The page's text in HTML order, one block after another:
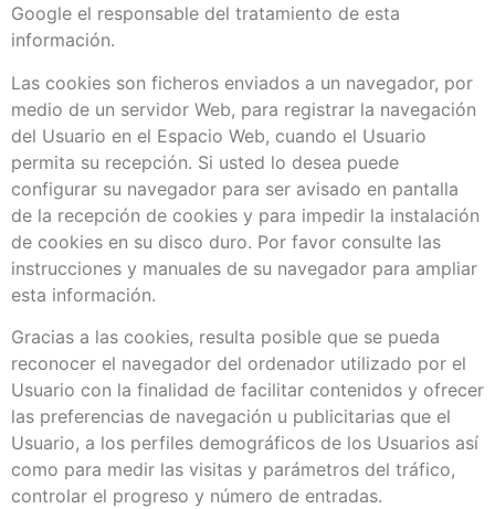
Google el responsable del tratamiento de esta
información.
Las cookies son ficheros enviados a un navegador, por
medio de un servidor Web, para registrar la navegación
del Usuario en el Espacio Web, cuando el Usuario
permita su recepción. Si usted lo desea puede
configurar su navegador para ser avisado en pantalla
de la recepción de cookies y para impedir la instalación
de cookies en su disco duro. Por favor consulte las
instrucciones y manuales de su navegador para ampliar
esta información.
Gracias a las cookies, resulta posible que se pueda
reconocer el navegador del ordenador utilizado por el
Usuario con la finalidad de facilitar contenidos y ofrecer
las preferencias de navegación u publicitarias que el
Usuario, a los perfiles demográficos de los Usuarios así
como para medir las visitas y parámetros del tráfico,
controlar el progreso y número de entradas.